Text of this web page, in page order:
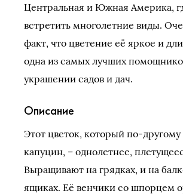
Центральная и Южная Америка,
встретить многолетние виды.
факт, что цветение её яркое и
одна из самых лучших
украшении садов и дач.
Описание
Этот цветок, который по-
капуцин, – однолетнее,
Выращивают на грядках, и на
ящиках. Её венчики со шпорцем